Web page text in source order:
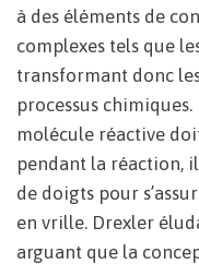
à des éléments de
complexes tels que
transformant donc
processus
molécule réactive
pendant la réaction,
de doigts pour
en vrille. Drexler
arguant que la